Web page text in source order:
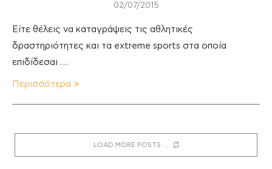
02/07/2015
Είτε θέλεις να καταγράψεις τις αθλητικές
δραστηριότητες και τα extreme sports στα οποία
επιδίδεσαι …
Περισσότερα
LOAD MORE POSTS